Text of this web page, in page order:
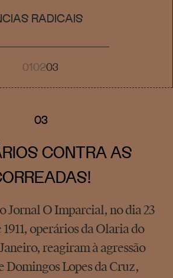
RADICAIS
010203
03
CONTRA AS
Jornal O Imparcial, no dia 23
operários da Olaria do
reagiram à agressão
Domingos Lopes da Cruz,